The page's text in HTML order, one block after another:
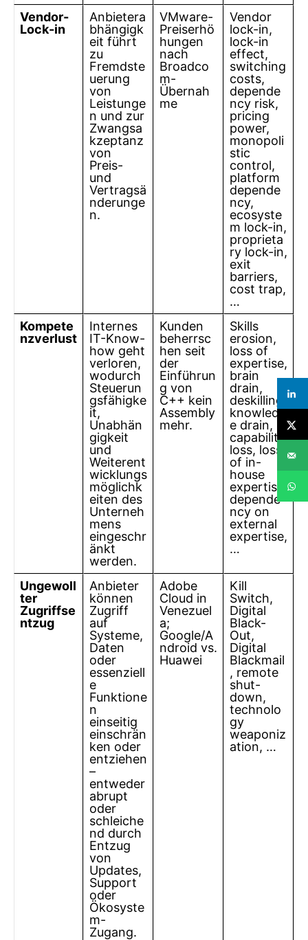
Vendor-
Lock-in
Anbietera
bhängigk
eit führt
zu
Fremdste
uerung
von
Leistunge
n und zur
Zwangsa
kzeptanz
von
Preis-
und
Vertragsä
nderunge
n.
VMware-
Preiserhö
hungen
nach
Broadco
m-
Übernah
me
Vendor
lock-in,
lock-in
effect,
switching
costs,
depende
ncy risk,
pricing
power,
monopoli
stic
control,
platform
depende
ncy,
ecosyste
m lock-in,
proprieta
ry lock-in,
exit
barriers,
cost trap,
…
Kompete
nzverlust
Internes
IT-Know-
how geht
verloren,
wodurch
Steuerun
gsfähigke
it,
Unabhän
gigkeit
und
Weiterent
wicklungs
möglichk
eiten des
Unterneh
mens
eingeschr
änkt
werden.
Kunden
beherrsc
hen seit
der
Einführun
g von
C++ kein
Assembly
mehr.
Skills
erosion,
loss of
expertise,
brain
drain,
deskilling,
knowledg
e drain,
capability
loss, loss
of in-
house
expertise,
depende
ncy on
external
expertise,
…
Ungewoll
ter
Zugriffse
ntzug
Anbieter
können
Zugriff
auf
Systeme,
Daten
oder
essenziell
e
Funktione
n
einseitig
einschrän
ken oder
entziehen
–
entweder
abrupt
oder
schleiche
nd durch
Entzug
von
Updates,
Support
oder
Ökosyste
m-
Zugang.
Adobe
Cloud in
Venezuel
a;
Google/A
ndroid vs.
Huawei
Kill
Switch,
Digital
Black-
Out,
Digital
Blackmail
, remote
shut-
down,
technolo
gy
weaponiz
ation, …